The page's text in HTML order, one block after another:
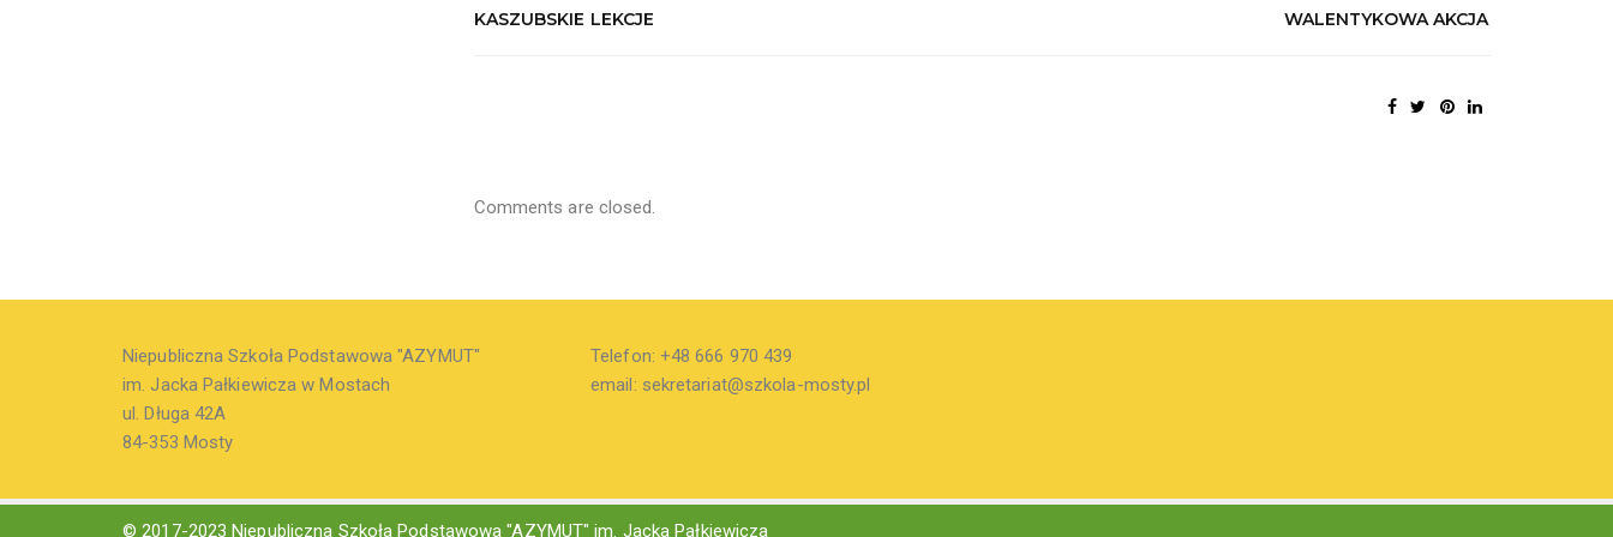
KASZUBSKIE LEKCJE WALENTYKOWA AKCJA
Comments are closed.
Niepubliczna Szkoła Podstawowa "AZYMUT"
im. Jacka Pałkiewicza w Mostach
ul. Długa 42A
84-353 Mosty
Telefon: +48 666 970 439
email: sekretariat@szkola-mosty.pl
© 2017-2023 Niepubliczna Szkoła Podstawowa "AZYMUT" im. Jacka Pałkiewicza